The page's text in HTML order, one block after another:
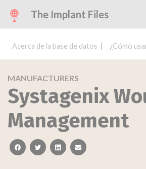
The Implant Files
Acerca de la base de datos ¿Cómo
MANUFACTURERS
Systagenix
Management
facebooktwitterlinkedinemail